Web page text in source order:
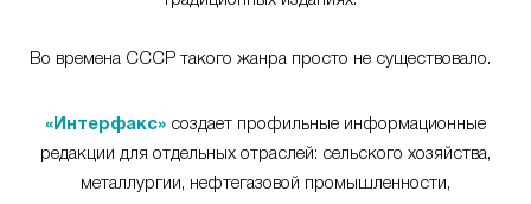
Во времена СССР такого жанра просто не существовало.
«Интерфакс» создает профильные информационные
редакции для отдельных отраслей: сельского хозяйства,
металлургии, нефтегазовой промышленности,